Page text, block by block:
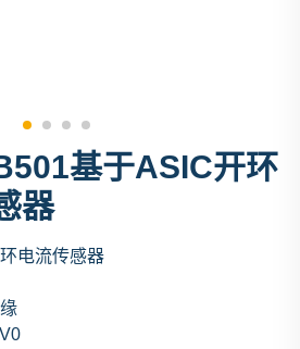
基于ASIC开环
器
电流传感器